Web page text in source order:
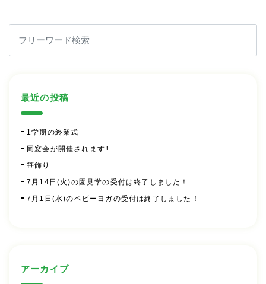
最近の投稿
1学期の終業式
同窓会が開催されます‼
笹飾り
7月14日(火)の園見学の受付は終了しました！
7月1日(水)のベビーヨガの受付は終了しました！
アーカイブ